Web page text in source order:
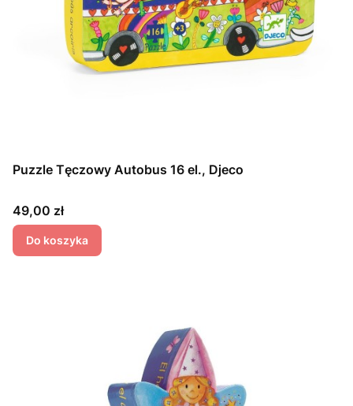
Puzzle Tęczowy Autobus 16 el., Djeco
Cena
49,00 zł
Do koszyka